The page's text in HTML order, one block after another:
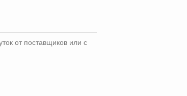
от поставщиков или с